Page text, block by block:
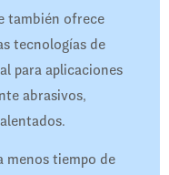
también ofrece
tecnologías de
para aplicaciones
abrasivos,
menos tiempo de